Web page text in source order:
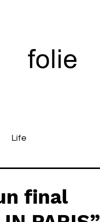
Life
final